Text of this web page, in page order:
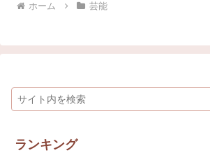
ホーム 芸能
ランキング